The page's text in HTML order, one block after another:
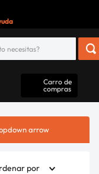
Carro de
compras
por